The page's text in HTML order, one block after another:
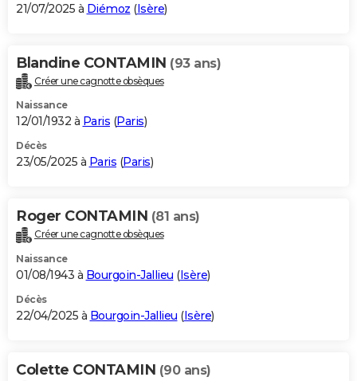
21/07/2025 à Diémoz (Isère)
Blandine CONTAMIN (93 ans)
Créer une cagnotte obsèques
Naissance
12/01/1932 à Paris (Paris)
Décès
23/05/2025 à Paris (Paris)
Roger CONTAMIN (81 ans)
Créer une cagnotte obsèques
Naissance
01/08/1943 à Bourgoin-Jallieu (Isère)
Décès
22/04/2025 à Bourgoin-Jallieu (Isère)
Colette CONTAMIN (90 ans)